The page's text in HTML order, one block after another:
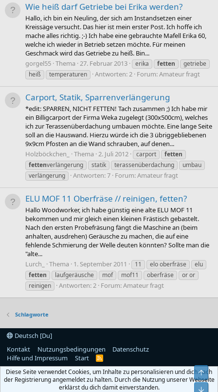
Wie heiß darf Getriebe bei Erika werden?
Hallo, ich bin ein Neuling, der sich am Instandsetzen einer
Kreissäge versucht. Das hier ist mein erster Post. Ich hoffe ich
mache alles richtig. ;-) Ich habe eine gebrauchte Mafell Erika 60,
welche ich wieder in Betrieb setzen möchte. Für meinen
Geschmack wird das Getriebe zu heiß. Bin...
gorgel55 Thema 27. Februar 2013 erika fetten
getriebe
heiß
temperaturen Antworten: 2 Forum:Amateur fragt
Carport, Statik, Sparrenverlängerung
*edit: SPARREN, NICHT FETTEN! Tach zusammen ;) Ich habe mir
ein Billigcarport der Firma Weka zugelegt (300x500cm), welches
ich zur Terassenüberdachung umbauen möchte. Eine lange Seite
soll an die Hauswand. Hierzu würde ich die 3 übriggebliebenen
9x9cm Pfosten an die Wand schrauben, auf denen...
Holzböckchen_
Thema 2. Juli 2012 carport
fetten
fettenverlängerung statik terassenüberdachung
umbau
verlängerung
Antworten: 7 Forum:Amateur fragt
ELU MOF 11 Oberfräse // reinigen, fetten?
Hallo Woodworker, ich habe günstig eine alte ELU MOF 11
bekommen und mir gleich einen kleinen Frästisch gebastelt.
Nach den ersten Probefräsung fängt die Maschine an (beim
anhalten, ausdrehen) Geräusche zu machen, die auf eine
fehlende Schmierung der Welle deuten könnten? Sollte man die
"alte...
Lurch_
Thema 1. September 2011 11 elo oberfräse
elu
fetten
laufgeräusche mof mof11 oberfräse
or or
reinigen
Antworten: 2 Forum:Amateur fragt
Schlagworte
Deutsch [Du]
Kontakt
Nutzungsbedingungen
Datenschutz
Hilfe und Impressum
Start
R
S
Diese Seite verwendet Cookies, um Inhalte zu personalisieren und dich nach
der Registrierung angemeldet zu halten. Durch die Nutzung unserer Webseite
erklärst du dich damit einverstanden.